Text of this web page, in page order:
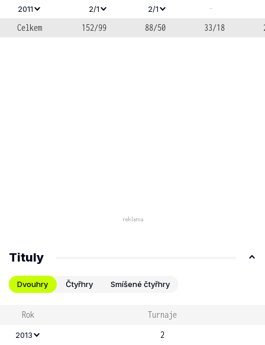
2011 2/1 2/1
-
Celkem
152/99 88/50 33/18
Tituly
Dvouhry Čtyřhry Smíšené čtyřhry
Rok Turnaje
2013
2